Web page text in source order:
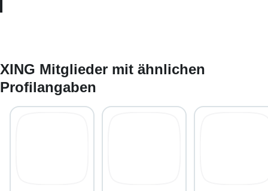
XING Mitglieder mit ähnlichen
Profilangaben